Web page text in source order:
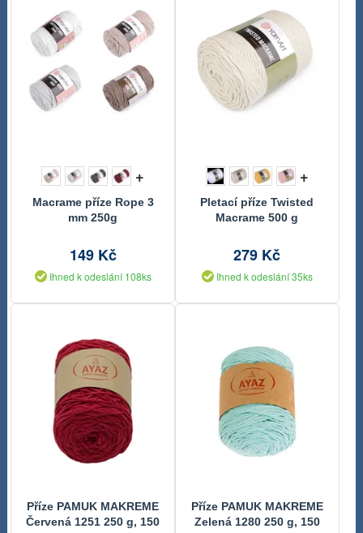
+
Macrame příze Rope 3
mm 250g
149 Kč
Ihned k odeslání 108ks
+
Pletací příze Twisted
Macrame 500 g
279 Kč
Ihned k odeslání 35ks
Příze PAMUK MAKREME
Červená 1251 250 g, 150
Příze PAMUK MAKREME
Zelená 1280 250 g, 150